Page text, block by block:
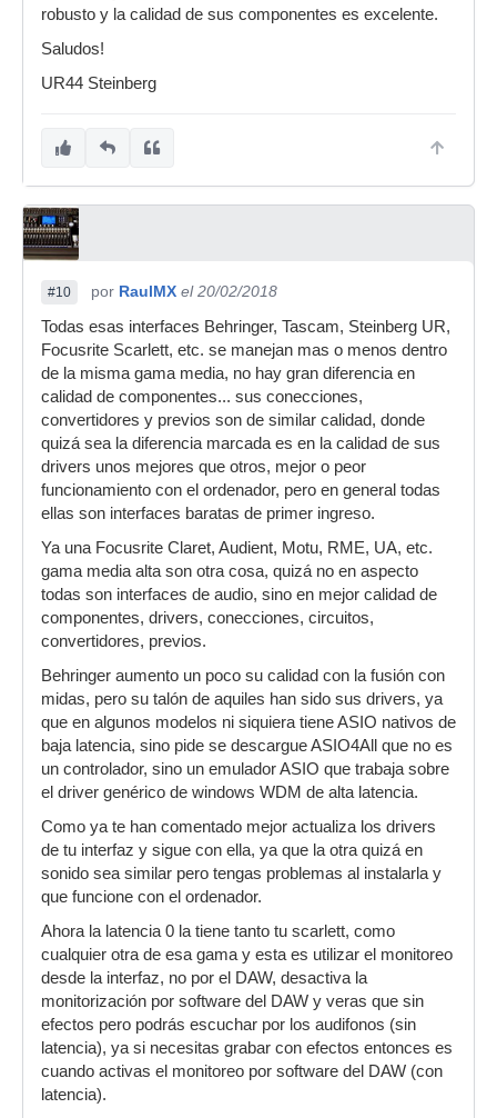
robusto y la calidad de sus componentes es excelente.
Saludos!
UR44 Steinberg
#10 por RaulMX el 20/02/2018
Todas esas interfaces Behringer, Tascam, Steinberg UR,
Focusrite Scarlett, etc. se manejan mas o menos dentro
de la misma gama media, no hay gran diferencia en
calidad de componentes... sus conecciones,
convertidores y previos son de similar calidad, donde
quizá sea la diferencia marcada es en la calidad de sus
drivers unos mejores que otros, mejor o peor
funcionamiento con el ordenador, pero en general todas
ellas son interfaces baratas de primer ingreso.
Ya una Focusrite Claret, Audient, Motu, RME, UA, etc.
gama media alta son otra cosa, quizá no en aspecto
todas son interfaces de audio, sino en mejor calidad de
componentes, drivers, conecciones, circuitos,
convertidores, previos.
Behringer aumento un poco su calidad con la fusión con
midas, pero su talón de aquiles han sido sus drivers, ya
que en algunos modelos ni siquiera tiene ASIO nativos de
baja latencia, sino pide se descargue ASIO4All que no es
un controlador, sino un emulador ASIO que trabaja sobre
el driver genérico de windows WDM de alta latencia.
Como ya te han comentado mejor actualiza los drivers
de tu interfaz y sigue con ella, ya que la otra quizá en
sonido sea similar pero tengas problemas al instalarla y
que funcione con el ordenador.
Ahora la latencia 0 la tiene tanto tu scarlett, como
cualquier otra de esa gama y esta es utilizar el monitoreo
desde la interfaz, no por el DAW, desactiva la
monitorización por software del DAW y veras que sin
efectos pero podrás escuchar por los audifonos (sin
latencia), ya si necesitas grabar con efectos entonces es
cuando activas el monitoreo por software del DAW (con
latencia).